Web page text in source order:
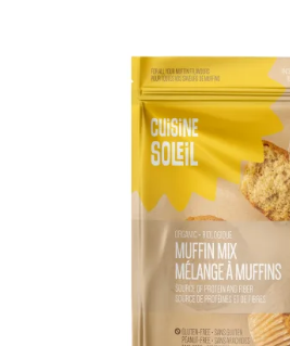
AJOUTER AU PANIER